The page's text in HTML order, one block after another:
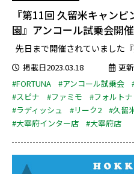
『第11回 久留米キャン
園』アンコール試乗会開催
先日まで開催されていました
掲載日2023.03.18
更
#FORTUNA
#アンコール試乗会
#スピナ
#ファミモ #フォルトナ
#ラディッシュ
#リーク2
#久留
#大宰府インター店
#大宰府店